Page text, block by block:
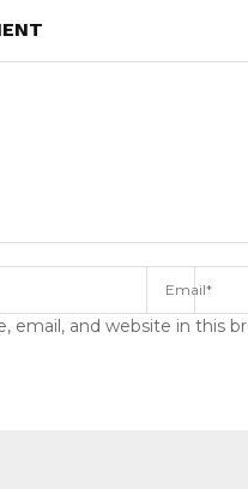
email, and website in this